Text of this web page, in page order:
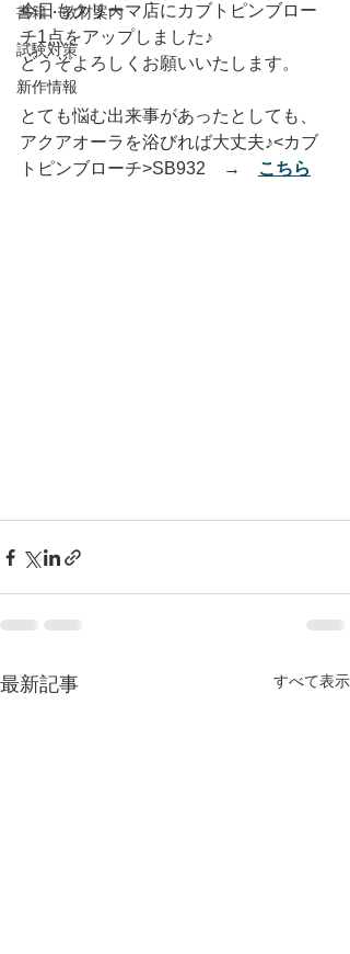
書籍・教材案内
試験対策
新作情報
今日もクリーマ店にカブトピンブロー
チ1点をアップしました♪
どうぞよろしくお願いいたします。
とても悩む出来事があったとしても、
アクアオーラを浴びれば大丈夫♪<カブ
トピンブローチ>SB932　→ こちら
最新記事 すべて表示